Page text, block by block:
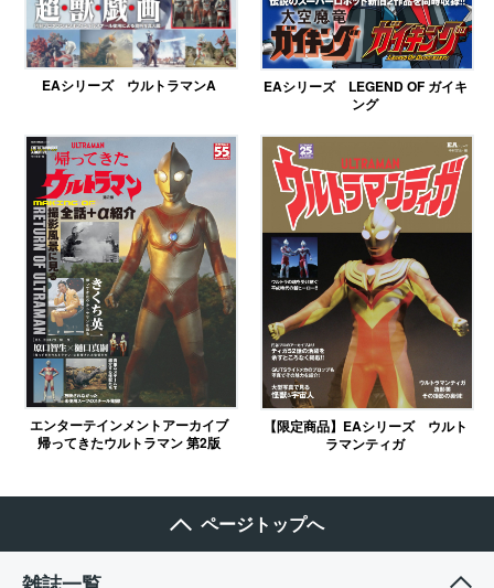
EAシリーズ ウルトラマンA
EAシリーズ LEGEND OF ガイキ
ング
エンターテインメントアーカイブ
帰ってきたウルトラマン 第2版
【限定商品】EAシリーズ ウルト
ラマンティガ
ページトップへ